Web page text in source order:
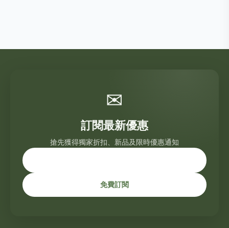
✉
訂閱最新優惠
搶先獲得獨家折扣、新品及限時優惠通知
免費訂閱